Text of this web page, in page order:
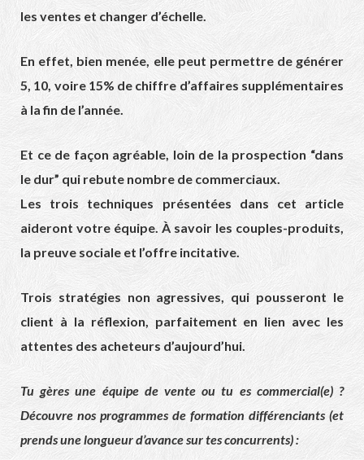
les ventes et changer d’échelle.
En effet, bien menée, elle peut permettre de générer
5, 10, voire 15% de chiffre d’affaires supplémentaires
à la fin de l’année.
Et ce de façon agréable, loin de la prospection “dans
le dur” qui rebute nombre de commerciaux.
Les trois techniques présentées dans cet article
aideront votre équipe. À savoir les couples-produits,
la preuve sociale et l’offre incitative.
Trois stratégies non agressives, qui pousseront le
client à la réflexion, parfaitement en lien avec les
attentes des acheteurs d’aujourd’hui.
Tu gères une équipe de vente ou tu es commercial(e) ?
Découvre nos programmes de formation différenciants (et
prends une longueur d’avance sur tes concurrents) :